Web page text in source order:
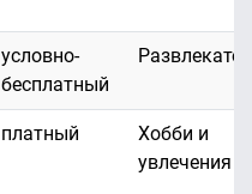
условно-
бесплатный
платный
Хобби и
увлечения